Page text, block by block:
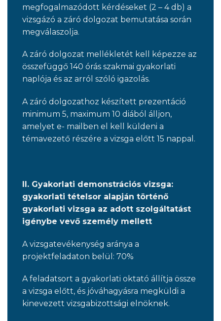
megfogalmazódott kérdéseket (2 – 4 db) a
vizsgázó a záró dolgozat bemutatása során
megválaszolja.
A záró dolgozat mellékletét kell képezze az
összefüggő 140 órás szakmai gyakorlati
naplója és az arról szóló igazolás.
A záró dolgozathoz készített prezentáció
minimum 5, maximum 10 diából álljon,
amelyet e- mailben el kell küldeni a
témavezető részére a vizsga előtt 15 nappal.
II. Gyakorlati demonstrációs vizsga:
gyakorlati tételsor alapján történő
gyakorlati vizsga az adott szolgáltatást
igénybe vevő személy mellett
A vizsgatevékenység aránya a
projektfeladaton belül: 70%
A feladatsort a gyakorlati oktató állítja össze
a vizsga előtt, és jóváhagyásra megküldi a
kinevezett vizsgabizottsági elnöknek.